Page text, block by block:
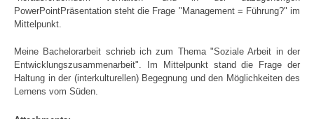
PowerPointPräsentation steht die Frage "Management = Führung?" im
Mittelpunkt.
Meine Bachelorarbeit schrieb ich zum Thema "Soziale Arbeit in der
Entwicklungszusammenarbeit". Im Mittelpunkt stand die Frage der
Haltung in der (interkulturellen) Begegnung und den Möglichkeiten des
Lernens vom Süden.